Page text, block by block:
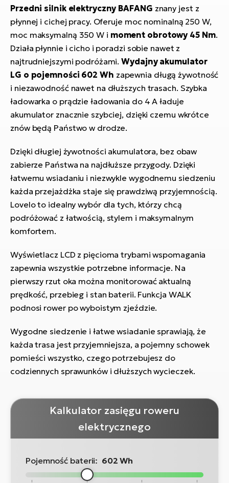
Przedni silnik elektryczny BAFANG znany jest z
płynnej i cichej pracy. Oferuje moc nominalną 250 W,
moc maksymalną 350 W i moment obrotowy 45 Nm.
Działa płynnie i cicho i poradzi sobie nawet z
najtrudniejszymi podróżami.Wydajny akumulator
LG o pojemności 602 Wh zapewnia długą żywotność
i niezawodność nawet na dłuższych trasach. Szybka
ładowarka o prądzie ładowania do 4 A ładuje
akumulator znacznie szybciej, dzięki czemu wkrótce
znów będą Państwo w drodze.
Dzięki długiej żywotności akumulatora, bez obaw
zabierze Państwa na najdłuższe przygody. Dzięki
łatwemu wsiadaniu i niezwykle wygodnemu siedzeniu
każda przejażdżka staje się prawdziwą przyjemnością.
Lovelo to idealny wybór dla tych, którzy chcą
podróżować z łatwością, stylem i maksymalnym
komfortem.
Wyświetlacz LCD z pięcioma trybami wspomagania
zapewnia wszystkie potrzebne informacje. Na
pierwszy rzut oka można monitorować aktualną
prędkość, przebieg i stan baterii. Funkcja WALK
podnosi rower po wyboistym zjeździe.
Wygodne siedzenie i łatwe wsiadanie sprawiają, że
każda trasa jest przyjemniejsza, a pojemny schowek
pomieści wszystko, czego potrzebujesz do
codziennych sprawunków i dłuższych wycieczek.
Kalkulator zasięgu roweru
elektrycznego
Pojemność baterii: 602 Wh